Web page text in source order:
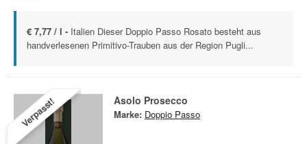
€ 7,77 / l - Italien Dieser Doppio Passo Rosato besteht aus
handverlesenen Primitivo-Trauben aus der Region Pugli...
Verpasst! Asolo Prosecco
Marke: Doppio Passo